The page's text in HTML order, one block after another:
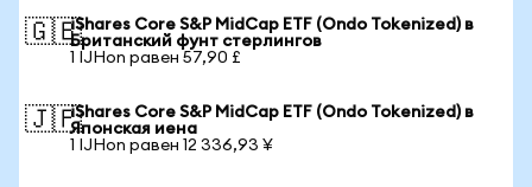
🇬🇧iShares Core S&P MidCap ETF (Ondo Tokenized) в
Британский фунт стерлингов
1 IJHon равен 57,90 £
🇯🇵iShares Core S&P MidCap ETF (Ondo Tokenized) в
Японская иена
1 IJHon равен 12 336,93 ¥